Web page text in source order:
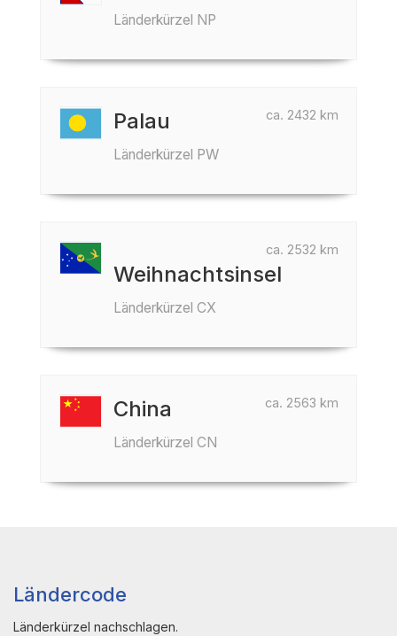
Länderkürzel NP
ca. 2432 km
Palau
Länderkürzel PW
ca. 2532 km
Weihnachtsinsel
Länderkürzel CX
ca. 2563 km
China
Länderkürzel CN
Ländercode
Länderkürzel nachschlagen.